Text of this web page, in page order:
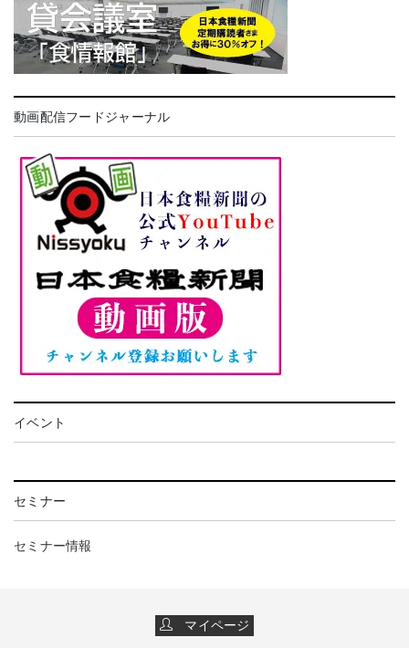
動画配信フードジャーナル
イベント
セミナー
セミナー情報
マイページ